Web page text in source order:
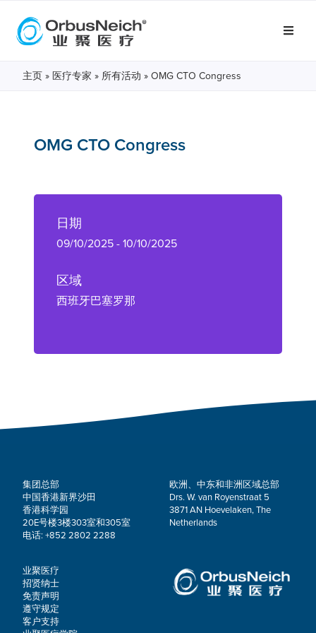
主页 » 医疗专家 » 所有活动 » OMG CTO Congress
OMG CTO Congress
日期
09/10/2025 - 10/10/2025
区域
西班牙巴塞罗那
集团总部
中国香港新界沙田
香港科学园
20E号楼3楼303室和305室
电话: +852 2802 2288
欧洲、中东和非洲区域总部
Drs. W. van Royenstraat 5
3871 AN Hoevelaken, The
Netherlands
业聚医疗
招贤纳士
免责声明
遵守规定
客户支持